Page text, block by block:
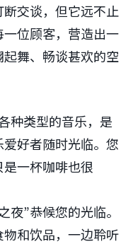
交谈，但它远不止
位顾客，营造出一
舞、畅谈甚欢的空
种类型的音乐，是
好者随时光临。您
一杯咖啡也很
”恭候您的光临。
和饮品，一边聆听